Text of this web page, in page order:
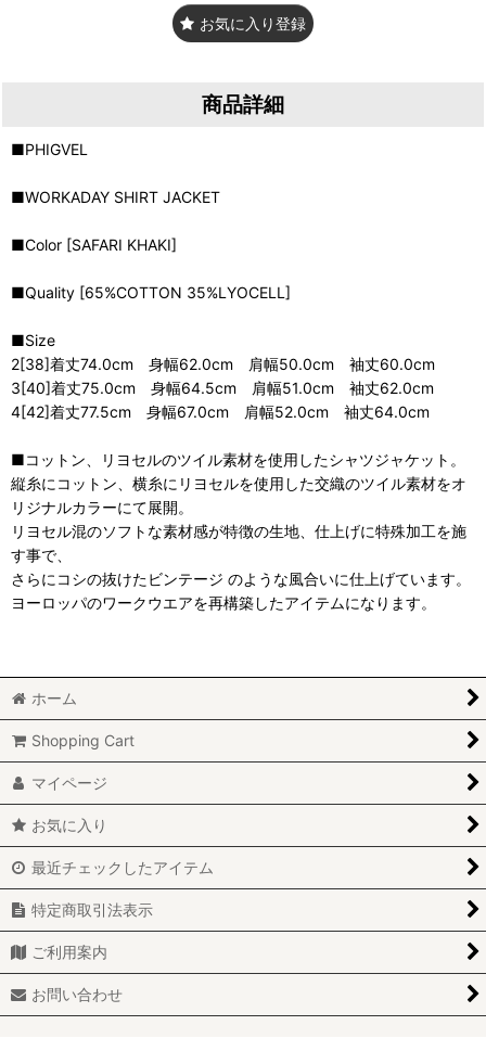
お気に入り登録
商品詳細
■PHIGVEL
■WORKADAY SHIRT JACKET
■Color [SAFARI KHAKI]
■Quality [65%COTTON 35%LYOCELL]
■Size
2[38]着丈74.0cm 身幅62.0cm 肩幅50.0cm 袖丈60.0cm
3[40]着丈75.0cm 身幅64.5cm 肩幅51.0cm 袖丈62.0cm
4[42]着丈77.5cm 身幅67.0cm 肩幅52.0cm 袖丈64.0cm
■コットン、リヨセルのツイル素材を使用したシャツジャケット。
縦糸にコットン、横糸にリヨセルを使用した交織のツイル素材をオ
リジナルカラーにて展開。
リヨセル混のソフトな素材感が特徴の生地、仕上げに特殊加工を施
す事で、
さらにコシの抜けたビンテージ のような風合いに仕上げています。
ヨーロッパのワークウエアを再構築したアイテムになります。
ホーム
Shopping Cart
マイページ
お気に入り
最近チェックしたアイテム
特定商取引法表示
ご利用案内
お問い合わせ